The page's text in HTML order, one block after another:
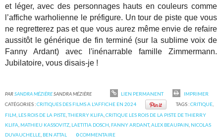
et léger, avec des personnages hauts en couleurs comme
l’affiche warholienne le préfigure. Un tour de piste que vous
ne regretterez pas et que vous aurez même envie de refaire
aussitôt le générique de fin terminé (sur la sublime voix de
Fanny Ardant) avec l'inénarrable famille Zimmermann.
Jubilatoire, vous disais-je !
PARSANDRA MÉZIÈRESANDRA MÉZIÈRE LIEN PERMANENT
IMPRIMER
CATÉGORIES :CRITIQUES DES FILMS A L'AFFICHE EN 2024 TAGS :CRITIQUE,
FILM LES ROIS DE LA PISTE ,THIERRY KLIFA ,CRITIQUE LES ROIS DE LA PISTE DE THIERRY
KLIFA MATHIEU KASSOVITZ LAETITIA DOSCH FANNY ARDANT,ALEX BEAUPAIN NICOLAS
DUVAUCHELLE BEN ATTAL 0COMMENTAIRE